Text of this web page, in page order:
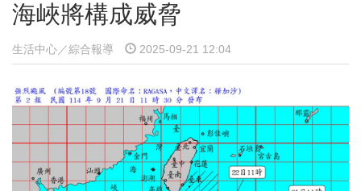
海峽將構成威脅
生活中心／綜合報導 2025-09-21 12:04